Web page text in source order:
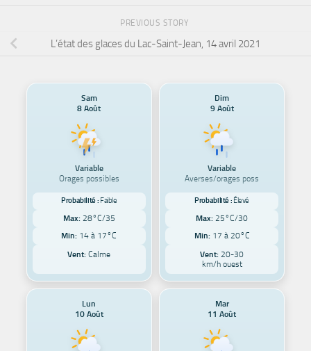
PREVIOUS STORY
L’état des glaces du Lac-Saint-Jean, 14 avril 2021
Sam
8 Août
Variable
Orages possibles
Probabilité : Faible
Max: 28°C/35
Min: 14 à 17°C
Vent: Calme
Dim
9 Août
Variable
Averses/orages poss
Probabilité : Élevé
Max: 25°C/30
Min: 17 à 20°C
Vent: 20-30
km/h ouest
Lun
10 Août
Mar
11 Août